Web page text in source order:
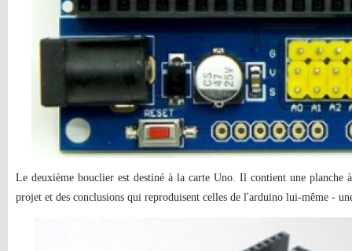
Le deuxième bouclier est destiné à la carte Uno. Il contient une planche
projet et des conclusions qui reproduisent celles de l'arduino lui-même -